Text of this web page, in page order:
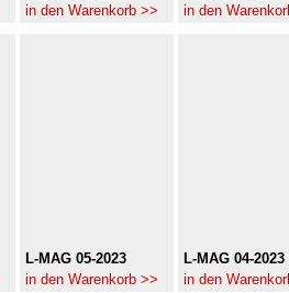
in den Warenkorb >>
in den
L-MAG 05-2023
in den Warenkorb >>
L-MAG 04-2023
in den